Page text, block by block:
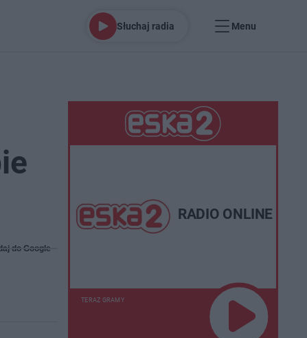
Słuchaj radia Menu
do Google
RADIO ONLINE
TERAZ GRAMY